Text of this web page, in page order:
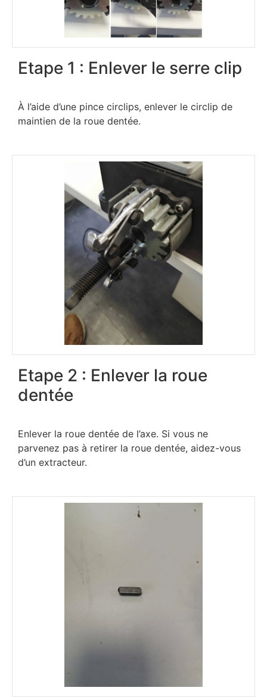
Etape 1 : Enlever le serre clip
À l’aide d’une pince circlips, enlever le circlip de
maintien de la roue dentée.
Etape 2 : Enlever la roue
dentée
Enlever la roue dentée de l’axe. Si vous ne
parvenez pas à retirer la roue dentée, aidez-vous
d’un extracteur.